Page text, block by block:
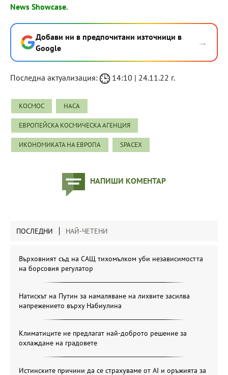
News Showcase.
Добави ни в предпочитани източници в
Google
→
Последна актуализация: 14:10 | 24.11.22 г.
КОСМОС НАСА
ЕВРОПЕЙСКА КОСМИЧЕСКА АГЕНЦИЯ
ИКОНОМИКАТА НА ЕВРОПА SPACEX
НАПИШИ КОМЕНТАР
ПОСЛЕДНИ НАЙ-ЧЕТЕНИ
Върховният съд на САЩ тихомълком уби независимостта
на борсовия регулатор
Натискът на Путин за намаляване на лихвите засилва
напрежението върху Набиулина
Климатиците не предлагат най-доброто решение за
охлаждане на градовете
Истинските причини да се страхуваме от AI и оръжията за